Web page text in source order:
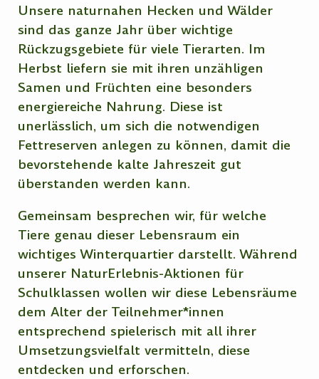
Unsere naturnahen Hecken und Wälder
sind das ganze Jahr über wichtige
Rückzugsgebiete für viele Tierarten. Im
Herbst liefern sie mit ihren unzähligen
Samen und Früchten eine besonders
energiereiche Nahrung. Diese ist
unerlässlich, um sich die notwendigen
Fettreserven anlegen zu können, damit die
bevorstehende kalte Jahreszeit gut
überstanden werden kann.
Gemeinsam besprechen wir, für welche
Tiere genau dieser Lebensraum ein
wichtiges Winterquartier darstellt. Während
unserer NaturErlebnis-Aktionen für
Schulklassen wollen wir diese Lebensräume
dem Alter der Teilnehmer*innen
entsprechend spielerisch mit all ihrer
Umsetzungsvielfalt vermitteln, diese
entdecken und erforschen.